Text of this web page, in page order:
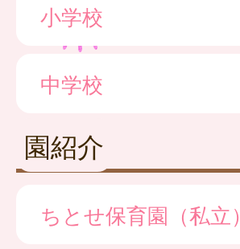
小学校
中学校
園紹介
ちとせ保育園（私立）